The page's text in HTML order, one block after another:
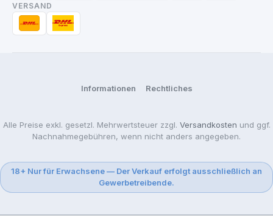
VERSAND
Informationen Rechtliches
Alle Preise exkl. gesetzl. Mehrwertsteuer zzgl. Versandkosten und ggf.
Nachnahmegebühren, wenn nicht anders angegeben.
18+ Nur für Erwachsene — Der Verkauf erfolgt ausschließlich an
Gewerbetreibende.